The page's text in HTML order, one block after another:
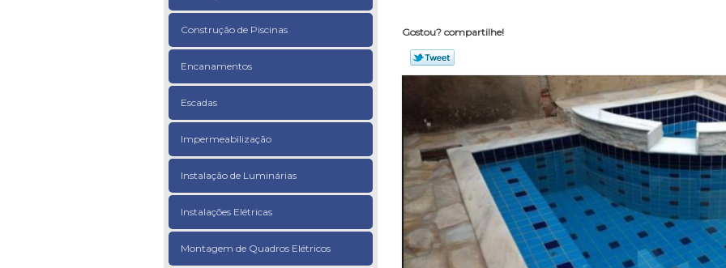
Construção de Piscinas
Encanamentos
Escadas
Impermeabilização
Instalação de Luminárias
Instalações Elétricas
Montagem de Quadros Elétricos
Gostou? compartilhe!